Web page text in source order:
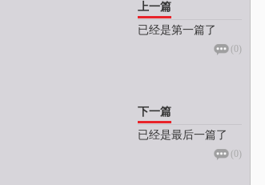
上一篇
已经是第一篇了
(0)
下一篇
已经是最后一篇了
(0)